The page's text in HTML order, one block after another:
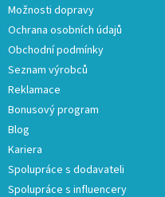
Možnosti dopravy
Ochrana osobních údajů
Obchodní podmínky
Seznam výrobců
Reklamace
Bonusový program
Blog
Kariera
Spolupráce s dodavateli
Spolupráce s influencery